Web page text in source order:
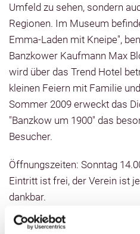
Umfeld zu sehen, sondern
Regionen. Im Museum
Emma-Laden mit Kneipe",
Banzkower Kaufmann Max
wird über das Trend Hotel
kleinen Feiern mit Familie
Sommer 2009 erweckt das
"Banzkow um 1900" das
Besucher.
Öffnungszeiten: Sonntag
Eintritt ist frei, der Verein ist
dankbar.
Es gibt im Hotel die